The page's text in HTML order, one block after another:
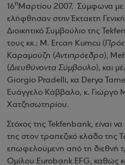
16ηΜαρτίου 2007. Σύμφωνα με
ελήφθησαν στην Έκτακτη
Διοικητικό Συμβούλιο της
τους κκ.: M. Ercan Kumcu (
Καραμούζη (Αντιπρόεδρο),
(Διευθύνοντα Σύμβουλο), και
Giorgio Pradelli, κα Derya
Ευάγγελο Κάββαλο, κ. Γιώργο
Χατζησωτηρίου.
Στόχος της Tekfenbank, είναι
της στον τραπεζικό κλάδο της
επωφελούμενη από τη διεθνή
Ομίλου Eurobank EFG, καθώς